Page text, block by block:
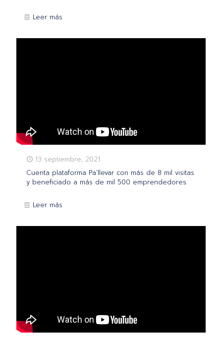
Leer más
13 septiembre, 2021
Cuenta plataforma Pa’llevar con más de 8 mil visitas
y beneficiado a más de mil 500 emprendedores.
Leer más